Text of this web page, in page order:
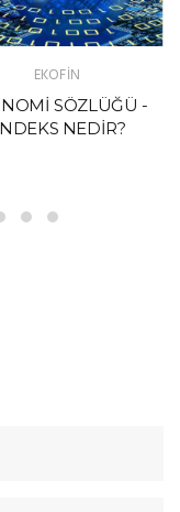
EKOFİN
SÖZLÜĞÜ -
NEDİR?